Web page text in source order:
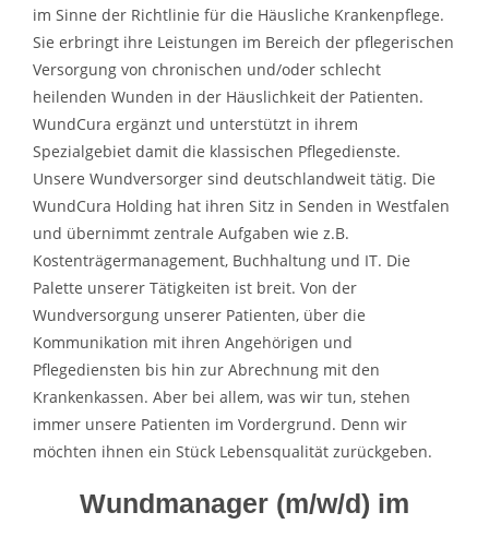
im Sinne der Richtlinie für die Häusliche Krankenpflege.
Sie erbringt ihre Leistungen im Bereich der pflegerischen
Versorgung von chronischen und/oder schlecht
heilenden Wunden in der Häuslichkeit der Patienten.
WundCura ergänzt und unterstützt in ihrem
Spezialgebiet damit die klassischen Pflegedienste.
Unsere Wundversorger sind deutschlandweit tätig. Die
WundCura Holding hat ihren Sitz in Senden in Westfalen
und übernimmt zentrale Aufgaben wie z.B.
Kostenträgermanagement, Buchhaltung und IT. Die
Palette unserer Tätigkeiten ist breit. Von der
Wundversorgung unserer Patienten, über die
Kommunikation mit ihren Angehörigen und
Pflegediensten bis hin zur Abrechnung mit den
Krankenkassen. Aber bei allem, was wir tun, stehen
immer unsere Patienten im Vordergrund. Denn wir
möchten ihnen ein Stück Lebensqualität zurückgeben.
Wundmanager (m/w/d) im